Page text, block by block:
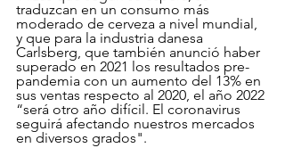
traduzcan en un consumo más
moderado de cerveza a nivel mundial,
y que para la industria danesa
Carlsberg, que también anunció haber
superado en 2021 los resultados pre-
pandemia con un aumento del 13% en
sus ventas respecto al 2020, el año 2022
“será otro año difícil. El coronavirus
seguirá afectando nuestros mercados
en diversos grados".